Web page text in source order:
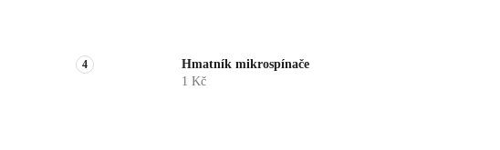
Hmatník mikrospínače
1 Kč